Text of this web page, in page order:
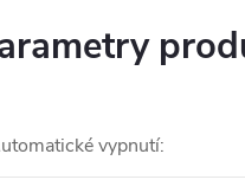
vypnutí: